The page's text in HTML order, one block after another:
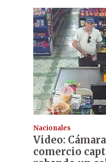
Nacionales
Video:
comercio